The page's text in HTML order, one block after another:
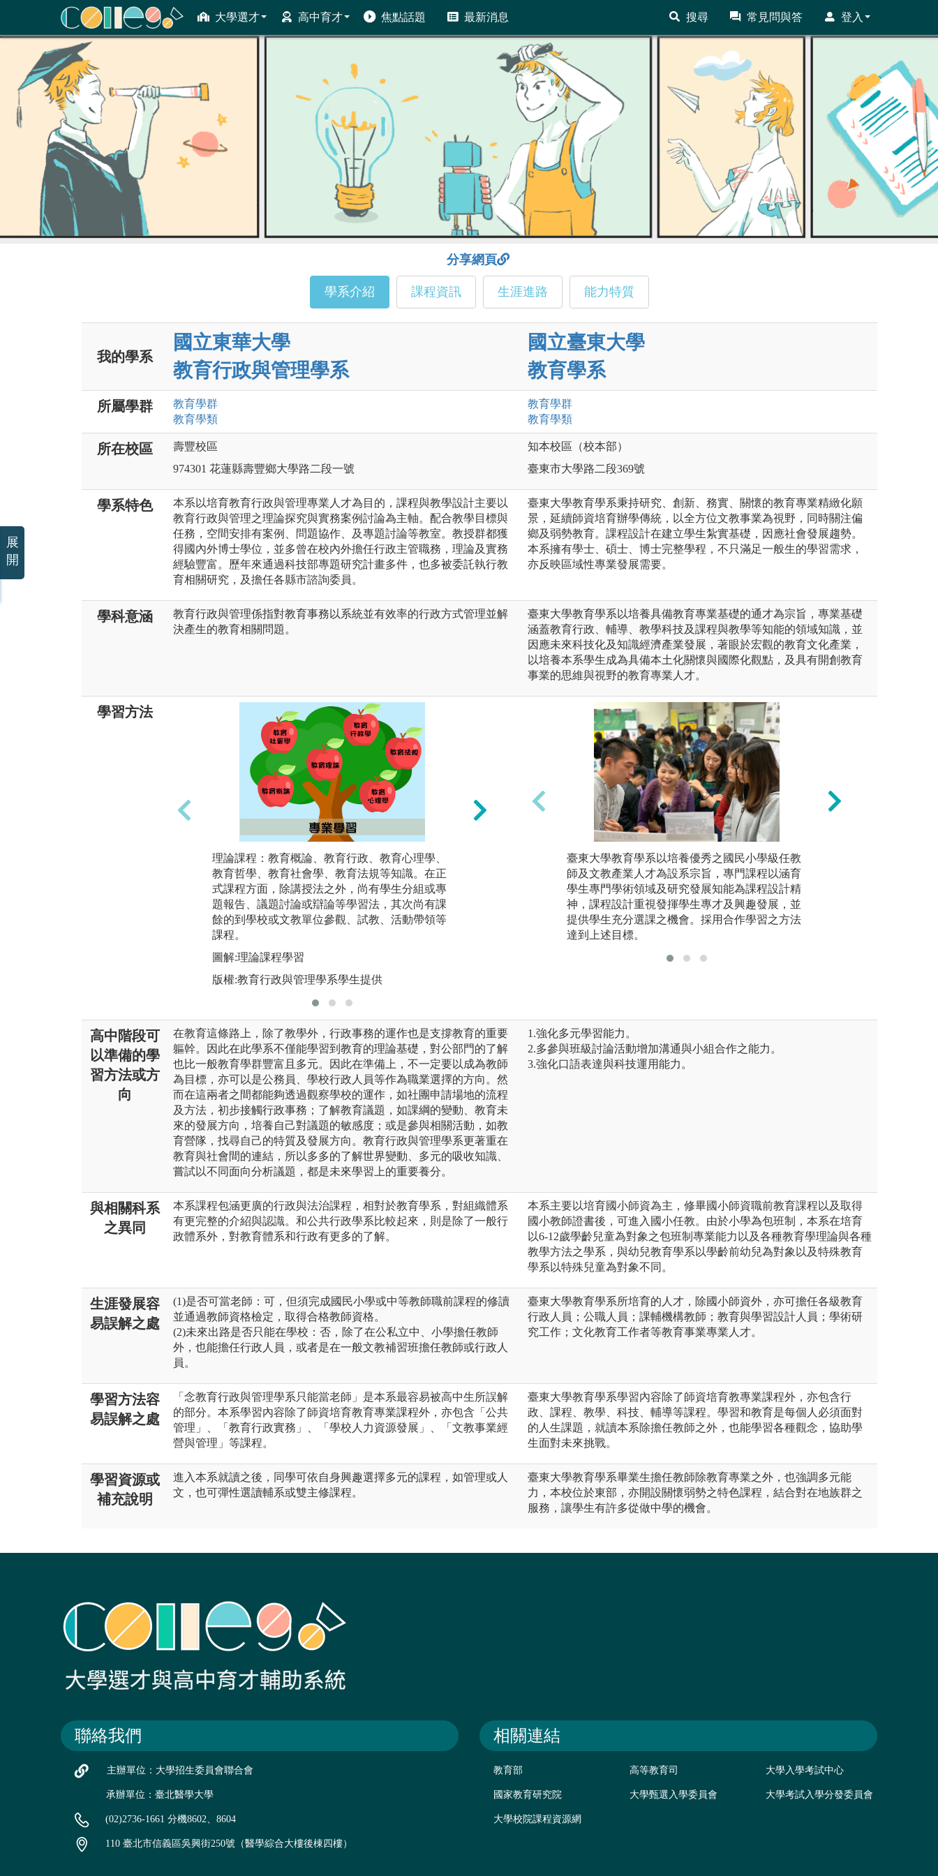
大學選才 高中育才 焦點話題 最新消息 搜尋 常見問與答 登入
ColleGo! 大學選才與高中育才輔助系統
分享網頁
學系介紹 課程資訊 生涯進路 能力特質
我的學系
國立東華大學
教育行政與管理學系
國立臺東大學
教育學系
所屬學群 教育學群
教育學類
教育學群
教育學類
所在校區
壽豐校區
974301 花蓮縣壽豐鄉大學路二段一號
知本校區（校本部）
臺東市大學路二段369號
學系特色
本系以培育教育行政與管理專業⼈才為⽬的，課程與教學設計主要以
教育⾏政與管理之理論探究與實務案例討論為主軸。配合教學目標與
任務，空間安排有案例、問題協作、及專題討論等教室。教授群都獲
得國內外博士學位，並多曾在校內外擔任行政主管職務，理論及實務
經驗豐富。歷年來通過科技部專題研究計畫多件，也多被委託執行教
育相關研究，及擔任各縣市諮詢委員。
臺東大學教育學系秉持研究、創新、務實、關懷的教育專業精緻化願
景，延續師資培育辦學傳統，以全方位文教事業為視野，同時關注偏
鄉及弱勢教育。課程設計在建立學生紮實基礎，因應社會發展趨勢。
本系擁有學士、碩士、博士完整學程，不只滿足一般生的學習需求，
亦反映區域性專業發展需要。
學科意涵
教育行政與管理係指對教育事務以系統並有效率的行政方式管理並解
決產生的教育相關問題。
臺東大學教育學系以培養具備教育專業基礎的通才為宗旨，專業基礎
涵蓋教育行政、輔導、教學科技及課程與教學等知能的領域知識，並
因應未來科技化及知識經濟產業發展，著眼於宏觀的教育文化產業，
以培養本系學生成為具備本土化關懷與國際化觀點，及具有開創教育
事業的思維與視野的教育專業人才。
學習方法
理論課程：教育概論、教育行政、教育心理學、
教育哲學、教育社會學、教育法規等知識。在正
式課程方面，除講授法之外，尚有學生分組或專
題報告、議題討論或辯論等學習法，其次尚有課
餘的到學校或文教單位參觀、試教、活動帶領等
課程。
圖解:理論課程學習
版權:教育行政與管理學系學生提供
案例分析：以教育議題為理論基礎，探討分析相
關案例，如九年一貫、十二年國教、少子化浪
潮、大學整併等議題。
圖解:翻轉教育案例分析
版權:教育行政與管理學系學生提供
臺東大學教育學系以培養優秀之國民小學級任教
師及文教產業人才為設系宗旨，專門課程以涵育
學生專門學術領域及研究發展知能為課程設計精
神，課程設計重視發揮學生專才及興趣發展，並
提供學生充分選課之機會。採用合作學習之方法
達到上述目標。
高中階段可
以準備的學
習方法或方
向
在教育這條路上，除了教學外，行政事務的運作也是支撐教育的重要
軀幹。因此在此學系不僅能學習到教育的理論基礎，對公部門的了解
也比一般教育學群豐富且多元。因此在準備上，不一定要以成為教師
為目標，亦可以是公務員、學校行政人員等作為職業選擇的方向。然
而在這兩者之間都能夠透過觀察學校的運作，如社團申請場地的流程
及方法，初步接觸行政事務；了解教育議題，如課綱的變動、教育未
來的發展方向，培養自己對議題的敏感度；或是參與相關活動，如教
育營隊，找尋自己的特質及發展方向。教育行政與管理學系更著重在
教育與社會間的連結，所以多多的了解世界變動、多元的吸收知識、
嘗試以不同面向分析議題，都是未來學習上的重要養分。
1.強化多元學習能力。
2.多參與班級討論活動增加溝通與小組合作之能力。
3.強化口語表達與科技運用能力。
與相關科系
之異同
本系課程包涵更廣的行政與法治課程，相對於教育學系，對組織體系
有更完整的介紹與認識。和公共行政學系比較起來，則是除了一般行
政體系外，對教育體系和行政有更多的了解。
本系主要以培育國小師資為主，修畢國小師資職前教育課程以及取得
國小教師證書後，可進入國小任教。由於小學為包班制，本系在培育
以6-12歲學齡兒童為對象之包班制專業能力以及各種教育學理論與各種
教學方法之學系，與幼兒教育學系以學齡前幼兒為對象以及特殊教育
學系以特殊兒童為對象不同。
生涯發展容
易誤解之處
(1)是否可當老師：可，但須完成國民小學或中等教師職前課程的修讀
並通過教師資格檢定，取得合格教師資格。
(2)未來出路是否只能在學校：否，除了在公私立中、小學擔任教師
外，也能擔任行政人員，或者是在一般文教補習班擔任教師或行政人
員。
臺東大學教育學系所培育的人才，除國小師資外，亦可擔任各級教育
行政人員；公職人員；課輔機構教師；教育與學習設計人員；學術研
究工作；文化教育工作者等教育事業專業人才。
學習方法容
易誤解之處
「念教育行政與管理學系只能當老師」是本系最容易被高中生所誤解
的部分。本系學習內容除了師資培育教育專業課程外，亦包含「公共
管理」、「教育行政實務」、「學校人力資源發展」、「文教事業經
營與管理」等課程。
臺東大學教育學系學習內容除了師資培育教專業課程外，亦包含行
政、課程、教學、科技、輔導等課程。學習和教育是每個人必須面對
的人生課題，就讀本系除擔任教師之外，也能學習各種觀念，協助學
生面對未來挑戰。
學習資源或
補充說明
進入本系就讀之後，同學可依自身興趣選擇多元的課程，如管理或人
文，也可彈性選讀輔系或雙主修課程。
臺東大學教育學系畢業生擔任教師除教育專業之外，也強調多元能
力，本校位於東部，亦開設關懷弱勢之特色課程，結合對在地族群之
服務，讓學生有許多從做中學的機會。
聯絡我們
主辦單位：大學招生委員會聯合會
承辦單位：臺北醫學大學
(02)2736-1661 分機8602、8604
110 臺北市信義區吳興街250號（醫學綜合大樓後棟四樓）
相關連結
教育部 高等教育司 大學入學考試中心
國家教育研究院 大學甄選入學委員會 大學考試入學分發委員會
大學校院課程資源網
展
開